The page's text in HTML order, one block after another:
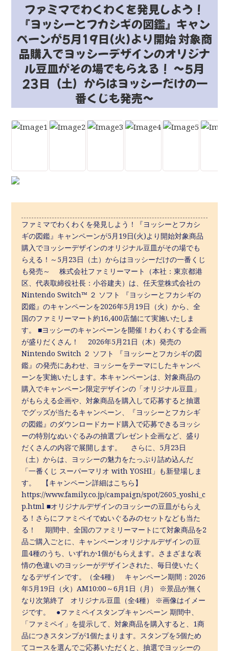
ファミマでわくわくを発見しよう！
『ヨッシーとフカシギの図鑑』キャン
ペーンが5月19日(火)より開始 対象商
品購入でヨッシーデザインのオリジナ
ル豆皿がその場でもらえる！ ～5月
23日（土）からはヨッシーだけの一
番くじも発売～
ファミマでわくわくを発見しよう！『ヨッシーとフカシ
ギの図鑑』キャンペーンが5月19日(火)より開始対象商品
購入でヨッシーデザインのオリジナル豆皿がその場でも
らえる！～5月23日（土）からはヨッシーだけの一番くじ
も発売～ 株式会社ファミリーマート（本社：東京都港
区、代表取締役社長：小谷建夫）は、任天堂株式会社の
Nintendo Switch™ ２ ソフト 『ヨッシーとフカシギの
図鑑』のキャンペーンを2026年5月19日（火）から、全
国のファミリーマート約16,400店舗にて実施いたしま
す。 ■ヨッシーのキャンペーンを開催！わくわくする企画
が盛りだくさん！ 2026年5月21日（木）発売の
Nintendo Switch ２ ソフト 『ヨッシーとフカシギの図
鑑』の発売にあわせ、ヨッシーをテーマにしたキャンペ
ーンを実施いたします。本キャンペーンは、対象商品の
購入でキャンペーン限定デザインの「オリジナル豆皿」
がもらえる企画や、対象商品を購入して応募すると抽選
でグッズが当たるキャンペーン、『ヨッシーとフカシギ
の図鑑』のダウンロードカード購入で応募できるヨッシ
ーの特別なぬいぐるみの抽選プレゼント企画など、盛り
だくさんの内容で展開します。 さらに、5月23日
（土）からは、ヨッシーの魅力をたっぷり詰め込んだ
「一番くじ スーパーマリオ with YOSHI」も新登場しま
す。 【キャンペーン詳細はこちら】
https://www.family.co.jp/campaign/spot/2605_yoshi_c
p.html ■オリジナルデザインのヨッシーの豆皿がもらえ
る！さらにファミペイでぬいぐるみのセットなども当た
る！ 期間中、全国のファミリーマートにて対象商品を2
品ご購入ごとに、キャンペーンオリジナルデザインの豆
皿4種のうち、いずれか1個がもらえます。さまざまな表
情の色違いのヨッシーがデザインされた、毎日使いたく
なるデザインです。（全4種） キャンペーン期間：2026
年5月19日（火）AM10:00～6月1日（月） ※景品が無く
なり次第終了 オリジナル豆皿（全4種） ※画像はイメー
ジです。 ●ファミペイスタンプキャンペーン 期間中、
「ファミペイ」を提示して、対象商品を購入すると、1商
品につきスタンプが1個たまります。スタンプを5個ため
てコースを選んでご応募いただくと、抽選でヨッシーの